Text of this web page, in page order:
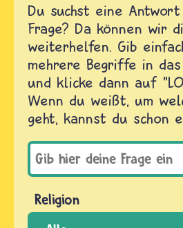
Du suchst eine
Frage? Da können wir
weiterhelfen. Gib
mehrere Begriffe in
und klicke dann auf
Wenn du weißt, um
geht, kannst du schon
Religion